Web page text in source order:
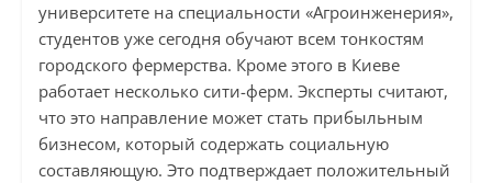
университете на специальности «Агроинженерия»,
студентов уже сегодня обучают всем тонкостям
городского фермерства. Кроме этого в Киеве
работает несколько сити-ферм. Эксперты считают,
что это направление может стать прибыльным
бизнесом, который содержать социальную
составляющую. Это подтверждает положительный